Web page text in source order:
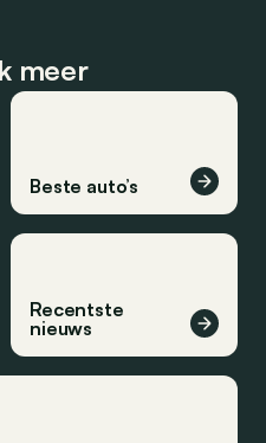
meer
Beste auto’s
Recentste
nieuws